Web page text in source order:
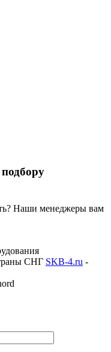
Наши менеджеры вам
СНГ SKB-4.ru -